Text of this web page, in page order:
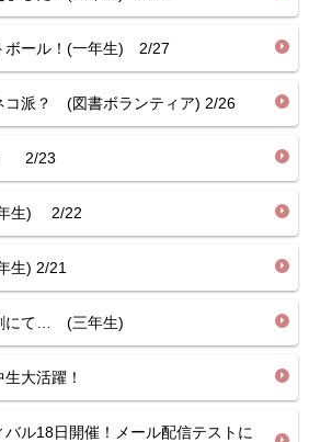
ール！(一年生) 2/27
コ派？ (図書ボランティア) 2/26
2/23
生) 2/22
生) 2/21
にて… (三年生)
大活躍！
ル18日開催！メール配信テストに